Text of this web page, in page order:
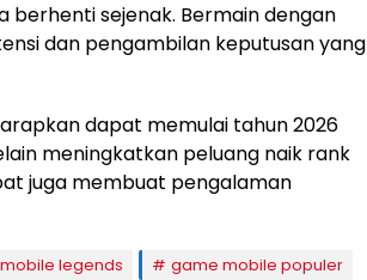
berhenti sejenak. Bermain dengan
dan pengambilan keputusan yang
dapat memulai tahun 2026
meningkatkan peluang naik rank
juga membuat pengalaman
legends
game mobile populer